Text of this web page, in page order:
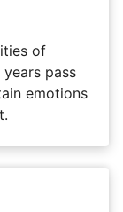
of
pass
emotions